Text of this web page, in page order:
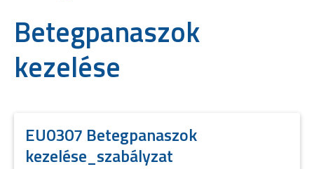
Betegpanaszok
kezelése
EU0307 Betegpanaszok
kezelése_szabályzat